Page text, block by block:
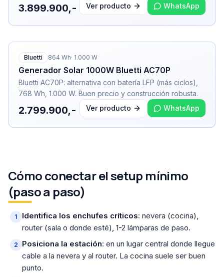
3.899.900,- Ver producto WhatsApp
Bluetti 864 Wh· 1.000 W
Generador Solar 1000W Bluetti AC70P
Bluetti AC70P: alternativa con batería LFP (más ciclos),
768 Wh, 1.000 W. Buen precio y construcción robusta.
2.799.900,- Ver producto WhatsApp
Cómo conectar el setup mínimo
(paso a paso)
Identifica los enchufes críticos: nevera (cocina),
router (sala o donde esté), 1-2 lámparas de paso.
Posiciona la estación: en un lugar central donde llegue
cable a la nevera y al router. La cocina suele ser buen
punto.